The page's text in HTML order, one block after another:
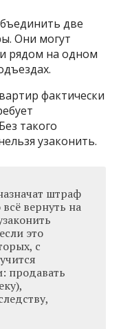
две
Они могут
рядом на одном
фактически
такого
узаконить.
штраф
вернуть на
это
с
продавать